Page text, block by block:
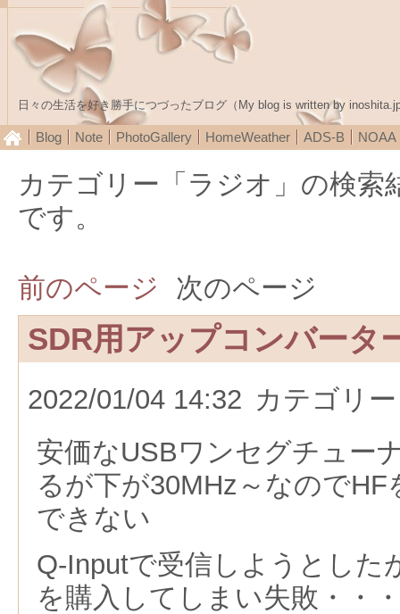
日々の生活を好き勝手につづったブログ（My blog is written by
Blog Note PhotoGallery HomeWeather ADS-B NOAA
カテゴリー「ラジオ」の検索
です。
前のページ 次のページ
SDR用アップコンバータ
2022/01/04 14:32 カテゴリ
安価なUSBワンセグチュー
るが下が30MHz～なので
できない
Q-Inputで受信しようとした
を購入してしまい失敗・・